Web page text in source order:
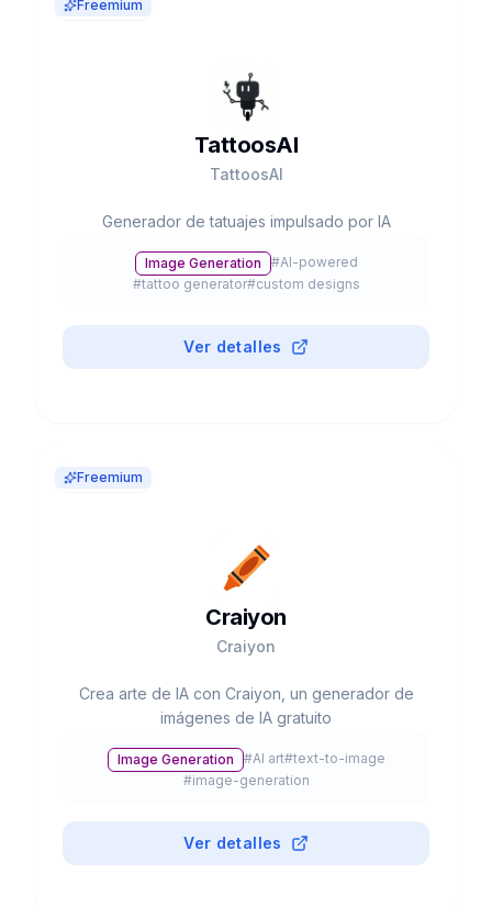
Freemium
TattoosAI
TattoosAI
Generador de tatuajes impulsado por IA
Image Generation #AI-powered
#tattoo generator#custom designs
Ver detalles
Freemium
Craiyon
Craiyon
Crea arte de IA con Craiyon, un generador de
imágenes de IA gratuito
Image Generation #AI art#text-to-image
#image-generation
Ver detalles